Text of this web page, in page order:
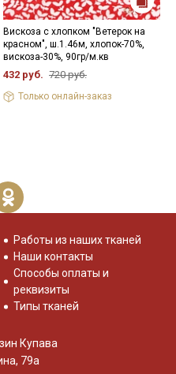
Вискоза с хлопком "Ветерок на
красном", ш.1.46м, хлопок-70%,
вискоза-30%, 90гр/м.кв
432 руб. 720 руб.
Только онлайн-заказ
Работы из наших тканей
Наши контакты
Способы оплаты и
реквизиты
Типы тканей
Купава
79а